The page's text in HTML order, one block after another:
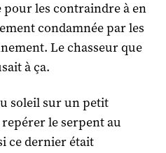
pour les contraindre à en
condamnée par les
Le chasseur que
à ça.
soleil sur un petit
le serpent au
ce dernier était